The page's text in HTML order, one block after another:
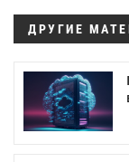
ДРУГИЕ